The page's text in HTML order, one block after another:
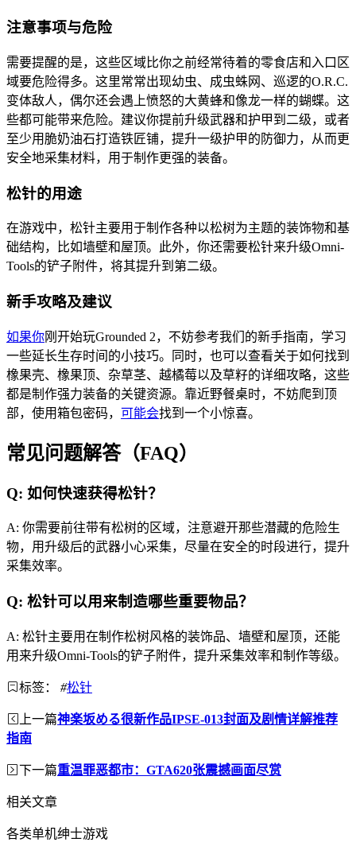
注意事项与危险
需要提醒的是，这些区域比你之前经常待着的零食店和入口区
域要危险得多。这里常常出现幼虫、成虫蛛网、巡逻的O.R.C.
变体敌人，偶尔还会遇上愤怒的大黄蜂和像龙一样的蝴蝶。这
些都可能带来危险。建议你提前升级武器和护甲到二级，或者
至少用脆奶油石打造铁匠铺，提升一级护甲的防御力，从而更
安全地采集材料，用于制作更强的装备。
松针的用途
在游戏中，松针主要用于制作各种以松树为主题的装饰物和基
础结构，比如墙壁和屋顶。此外，你还需要松针来升级Omni-
Tools的铲子附件，将其提升到第二级。
新手攻略及建议
如果你刚开始玩Grounded 2，不妨参考我们的新手指南，学习
一些延长生存时间的小技巧。同时，也可以查看关于如何找到
橡果壳、橡果顶、杂草茎、越橘莓以及草籽的详细攻略，这些
都是制作强力装备的关键资源。靠近野餐桌时，不妨爬到顶
部，使用箱包密码， 可能会找到一个小惊喜。
常见问题解答（FAQ）
Q: 如何快速获得松针？
A: 你需要前往带有松树的区域，注意避开那些潜藏的危险生
物，用升级后的武器小心采集，尽量在安全的时段进行，提升
采集效率。
Q: 松针可以用来制造哪些重要物品？
A: 松针主要用在制作松树风格的装饰品、墙壁和屋顶，还能
用来升级Omni-Tools的铲子附件，提升采集效率和制作等级。
标签： #松针
上一篇神楽坂める很新作品IPSE-013封面及剧情详解推荐
指南
下一篇重温罪恶都市：GTA620张震撼画面尽赏
相关文章
各类单机绅士游戏